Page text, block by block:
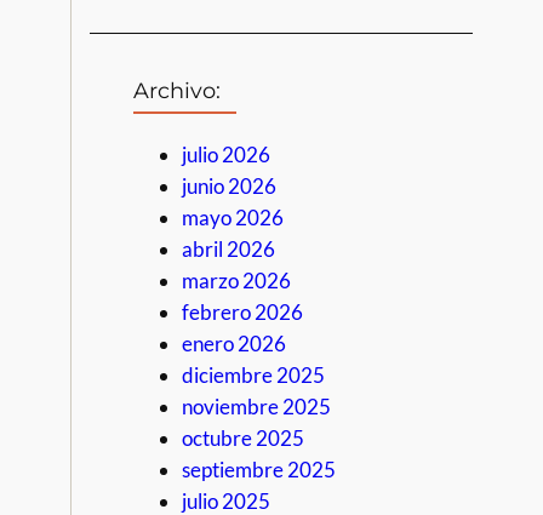
Archivo:
julio 2026
junio 2026
mayo 2026
abril 2026
marzo 2026
febrero 2026
enero 2026
diciembre 2025
noviembre 2025
octubre 2025
septiembre 2025
julio 2025